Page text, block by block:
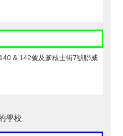
& 142號及爹核士街7號聯威
學校